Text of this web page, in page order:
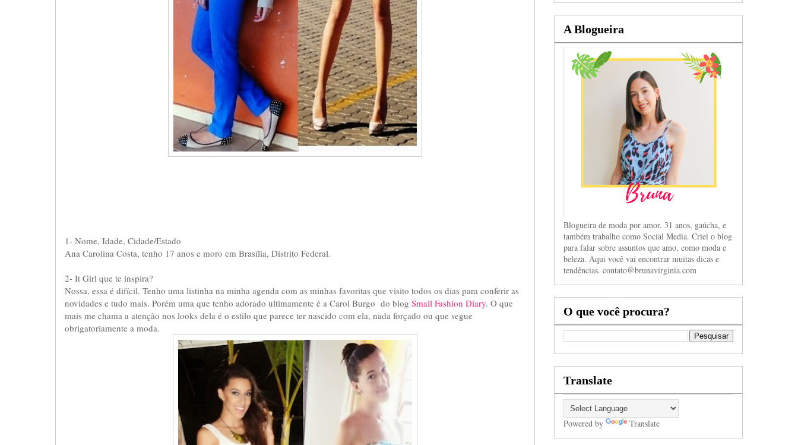
1- Nome, Idade, Cidade/Estado
Ana Carolina Costa, tenho 17 anos e moro em Brasília, Distrito Federal.
2- It Girl que te inspira?
Nossa, essa é difícil. Tenho uma listinha na minha agenda com as minhas favoritas que visito todos os dias para conferir as
novidades e tudo mais. Porém uma que tenho adorado ultimamente é a Carol Burgo do blog Small Fashion Diary. O que
mais me chama a atenção nos looks dela é o estilo que parece ter nascido com ela, nada forçado ou que segue
obrigatoriamente a moda.
A Blogueira
Blogueira de moda por amor. 31 anos, gaúcha, e
também trabalho como Social Media. Criei o blog
para falar sobre assuntos que amo, como moda e
beleza. Aqui você vai encontrar muitas dicas e
tendências. contato@brunavirginia.com
O que você procura?
Translate
Powered by Translate